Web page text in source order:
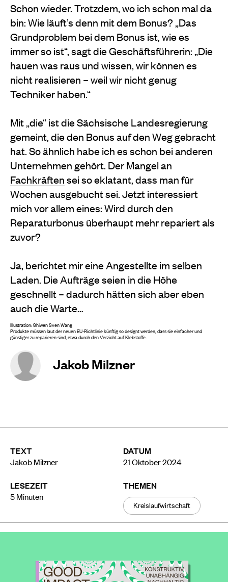
TEXT
Jakob Milzner
LESEZEIT
5Minuten
DATUM
21 Oktober 2024
THEMEN
Kreislaufwirtschaft
Schon wieder. Trotzdem, wo ich schon mal da
bin: Wie läuft’s denn mit dem Bonus? „Das
Grundproblem bei dem Bonus ist, wie es
immer so ist“, sagt die Geschäftsführerin: „Die
hauen was raus und wissen, wir können es
nicht realisieren – weil wir nicht genug
Techniker haben.“
Mit „die“ ist die Sächsische Landesregierung
gemeint, die den Bonus auf den Weg gebracht
hat. So ähnlich habe ich es schon bei anderen
Unternehmen gehört. Der Mangel an
Fachkräftensei so eklatant, dass man für
Wochen ausgebucht sei. Jetzt interessiert
mich vor allem eines: Wird durch den
Reparaturbonus überhaupt mehr repariert als
zuvor?
Ja, berichtet mir eine Angestellte im selben
Laden. Die Aufträge seien in die Höhe
geschnellt – dadurch hätten sich aber eben
auch die Warte…
Illustration: Shiwen Sven Wang
Produkte müssen laut der neuen EU-Richtlinie künftig so designt werden, dass sie einfacher und
günstiger zu reparieren sind, etwa durch den Verzicht auf Klebstoffe.
Jakob Milzner